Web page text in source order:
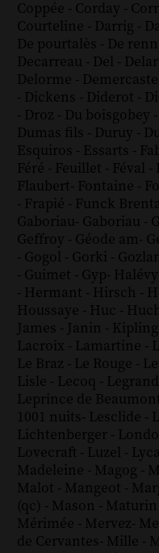
Coppée - Corday -
Courteline - Darrig -
De pourtalès - De
Decarreau - Del -
Delorme -
- Dickens - Diderot -
- Droz - Du boisgobey -
Dumas fils - Duruy -
Esquiros - Essarts -
Féré - Feuillet - Féval -
Flaubert- Fontaine -
- Frapié - Funck
Gaboriau- Gaboriau -
Geffroy - Géode am-
- Gogol - Gorki -
- Guimet - Gyp- Halévy
- Hermant - Hirsch -
Houssaye - Huc -
James - Janin - Kipling
Lacroix - Lamartine -
Le Braz - Le Rouge -
Lisle - Lecoq - Legrand
Leprince de
1001 nuits- Lesclide -
Lichtenberger -
Lovecraft - Luzel -
Madeleine - Magog -
Malot - Mangeot -
(qc) - Mason - Maturin
Mérimée - Mervez-
de Cervantes- Mille -